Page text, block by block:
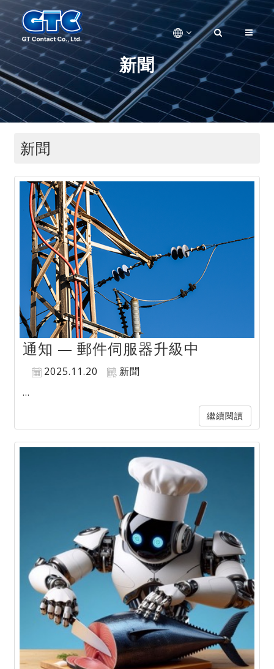
新聞
新聞
通知 — 郵件伺服器升級中
2025.11.20
新聞
...
繼續閱讀